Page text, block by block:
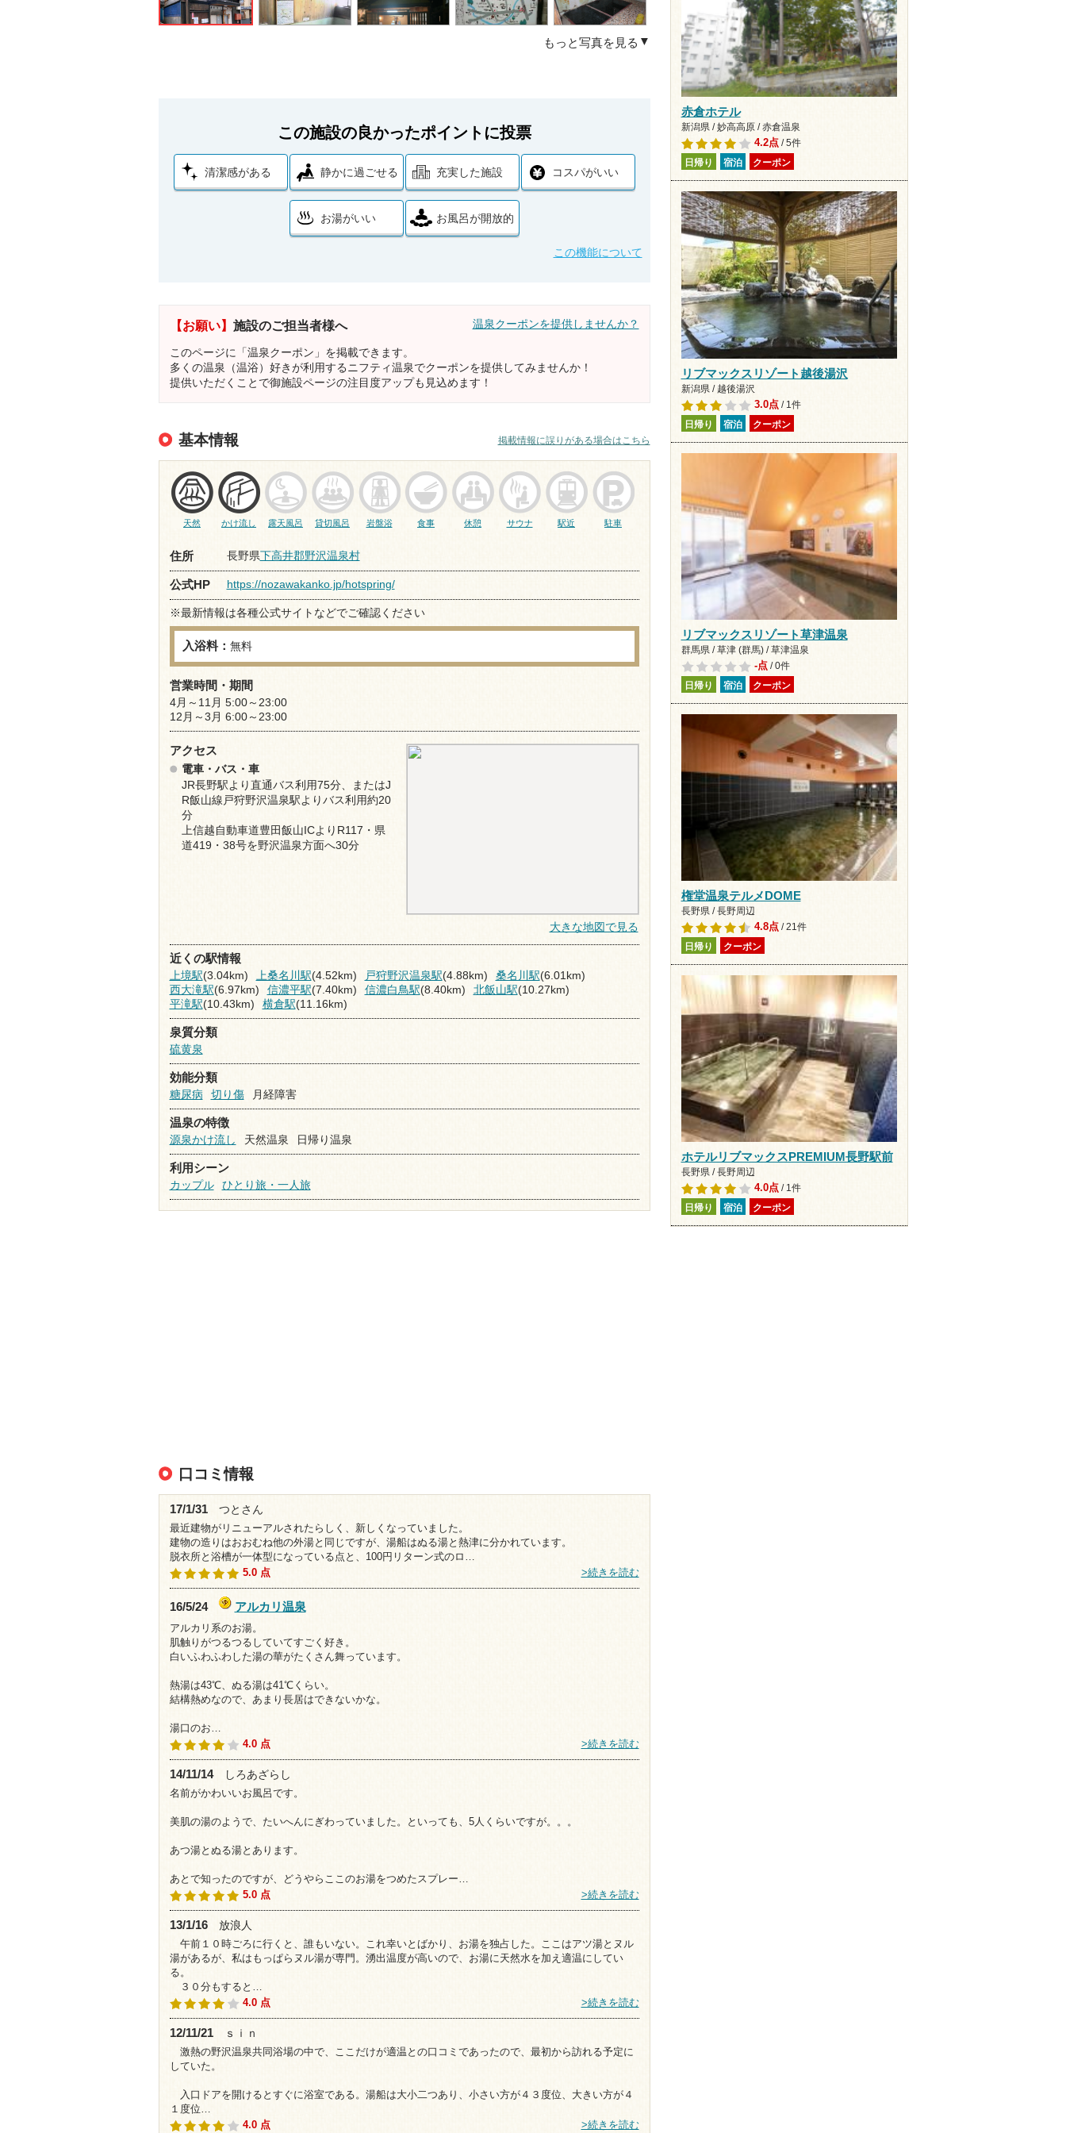
もっと写真を見る
この施設の良かったポイントに投票
清潔感がある 静かに過ごせる 充実した施設 コスパがいい
お湯がいい お風呂が開放的
この機能について
【お願い】 施設のご担当者様へ 温泉クーポンを提供しませんか？
このページに「温泉クーポン」を掲載できます。
多くの温泉（温浴）好きが利用するニフティ温泉でクーポンを提供してみませんか！
提供いただくことで御施設ページの注目度アップも見込めます！
基本情報 掲載情報に誤りがある場合はこちら
天然 かけ流し 露天風呂 貸切風呂 岩盤浴 食事 休憩 サウナ 駅近 駐車
住所 長野県下高井郡野沢温泉村
公式HP https://nozawakanko.jp/hotspring/
※最新情報は各種公式サイトなどでご確認ください
入浴料： 無料
営業時間・期間
4月～11月 5:00～23:00
12月～3月 6:00～23:00
アクセス
電車・バス・車
JR長野駅より直通バス利用75分、またはJ
R飯山線戸狩野沢温泉駅よりバス利用約20
分
上信越自動車道豊田飯山ICよりR117・県
道419・38号を野沢温泉方面へ30分
大きな地図で見る
近くの駅情報
上境駅(3.04km) 上桑名川駅(4.52km) 戸狩野沢温泉駅(4.88km) 桑名川駅(6.01km)
西大滝駅(6.97km) 信濃平駅(7.40km) 信濃白鳥駅(8.40km) 北飯山駅(10.27km)
平滝駅(10.43km) 横倉駅(11.16km)
泉質分類
硫黄泉
効能分類
糖尿病
切り傷 月経障害
温泉の特徴
源泉かけ流し
天然温泉 日帰り温泉
利用シーン
カップル
ひとり旅・一人旅
口コミ情報
17/1/31 つとさん
最近建物がリニューアルされたらしく、新しくなっていました。
建物の造りはおおむね他の外湯と同じですが、湯船はぬる湯と熱津に分かれています。
脱衣所と浴槽が一体型になっている点と、100円リターン式のロ…
5.0 点
>続きを読む
16/5/24
アルカリ温泉
アルカリ系のお湯。
肌触りがつるつるしていてすごく好き。
白いふわふわした湯の華がたくさん舞っています。
熱湯は43℃、ぬる湯は41℃くらい。
結構熱めなので、あまり長居はできないかな。
湯口のお…
4.0 点
>続きを読む
14/11/14 しろあざらし
名前がかわいいお風呂です。
美肌の湯のようで、たいへんにぎわっていました。といっても、5人くらいですが。。。
あつ湯とぬる湯とあります。
あとで知ったのですが、どうやらここのお湯をつめたスプレー…
5.0 点
>続きを読む
13/1/16 放浪人
午前１０時ごろに行くと、誰もいない。これ幸いとばかり、お湯を独占した。ここはアツ湯とヌル
湯があるが、私はもっぱらヌル湯が専門。湧出温度が高いので、お湯に天然水を加え適温にしてい
る。
３０分もすると…
4.0 点
>続きを読む
12/11/21 ｓｉｎ
激熱の野沢温泉共同浴場の中で、ここだけが適温との口コミであったので、最初から訪れる予定に
していた。
入口ドアを開けるとすぐに浴室である。湯船は大小二つあり、小さい方が４３度位、大きい方が４
１度位…
4.0 点
>続きを読む
赤倉ホテル
新潟県 / 妙高高原 / 赤倉温泉
4.2点/ 5件
日帰り 宿泊 クーポン
リブマックスリゾート越後湯沢
新潟県 / 越後湯沢
3.0点/ 1件
日帰り 宿泊 クーポン
リブマックスリゾート草津温泉
群馬県 / 草津 (群馬) / 草津温泉
-点/ 0件
日帰り 宿泊 クーポン
権堂温泉テルメDOME
長野県 / 長野周辺
4.8点/ 21件
日帰り クーポン
ホテルリブマックスPREMIUM長野駅前
長野県 / 長野周辺
4.0点/ 1件
日帰り 宿泊 クーポン